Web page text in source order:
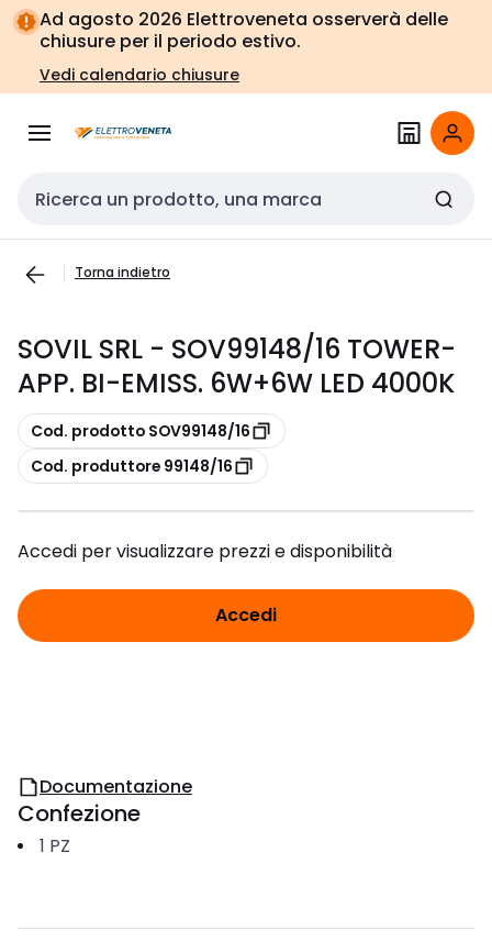
Vai alla
navigazione
Vai
alla
pagina
Ad agosto 2026 Elettroveneta osserverà delle
chiusure per il periodo estivo.
Vedi calendario chiusure
Cerca input
Torna indietro
SOVIL SRL - SOV99148/16 TOWER-
APP. BI-EMISS. 6W+6W LED 4000K
copia
Cod. prodotto SOV99148/16
copia
Cod. produttore 99148/16
Accedi per visualizzare prezzi e disponibilità
Accedi
Documentazione
Confezione
1 PZ